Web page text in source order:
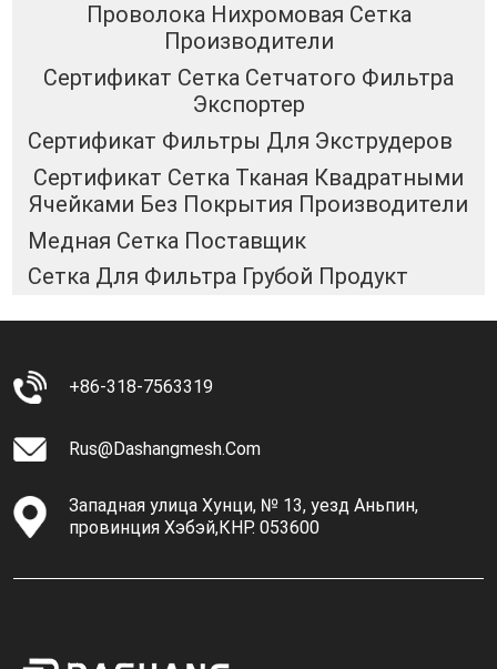
Проволока Нихромовая Сетка
Производители
Сертификат Сетка Сетчатого Фильтра
Экспортер
Сертификат Фильтры Для Экструдеров
Сертификат Сетка Тканая Квадратными
Ячейками Без Покрытия Производители
Медная Сетка Поставщик
Сетка Для Фильтра Грубой Продукт
+86-318-7563319
Rus@dashangmesh.com
Западная улица Хунци, № 13, уезд Аньпин,
провинция Хэбэй,КНР. 053600